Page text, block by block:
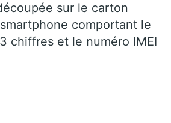
sur le carton
comportant le
chiffres et le numéro IMEI